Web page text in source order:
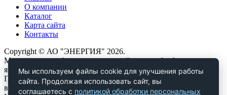
Мы используем файлы cookie для улучшения работы
сайта. Продолжая использовать сайт, вы
соглашаетесь с политикой обработки персональных
О компании
Каталог
Карта сайта
Контакты
Copyright © АО "ЭНЕРГИЯ" 2026.
Материалы, опубликованные на сайте www.dendor.ru,
являются объектами авторских и исключительных прав.
Полное или частичное копирование любых материалов сайта
возможно только при наличии ссылки на источник.